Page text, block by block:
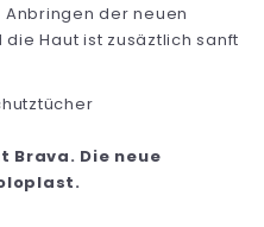
der neuen
Haut ist zusäztlich sanft
Brava. Die neue